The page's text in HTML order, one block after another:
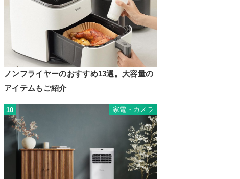
ノンフライヤーのおすすめ13選。大容量の
アイテムもご紹介
10 家電・カメラ